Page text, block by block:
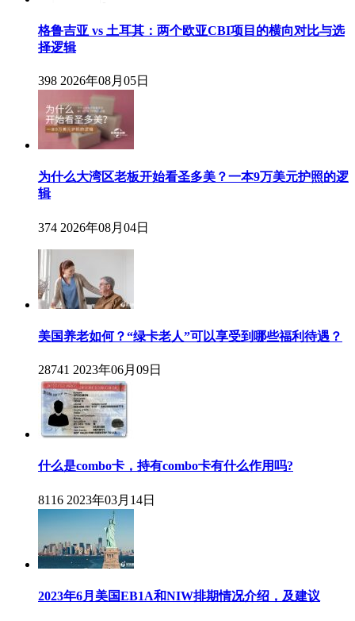
格鲁吉亚 vs 土耳其：两个欧亚CBI项目的横向对比与选
择逻辑
398 2026年08月05日
为什么大湾区老板开始看圣多美？一本9万美元护照的逻
辑
374 2026年08月04日
美国养老如何？“绿卡老人”可以享受到哪些福利待遇？
28741 2023年06月09日
什么是combo卡，持有combo卡有什么作用吗?
8116 2023年03月14日
2023年6月美国EB1A和NIW排期情况介绍，及建议